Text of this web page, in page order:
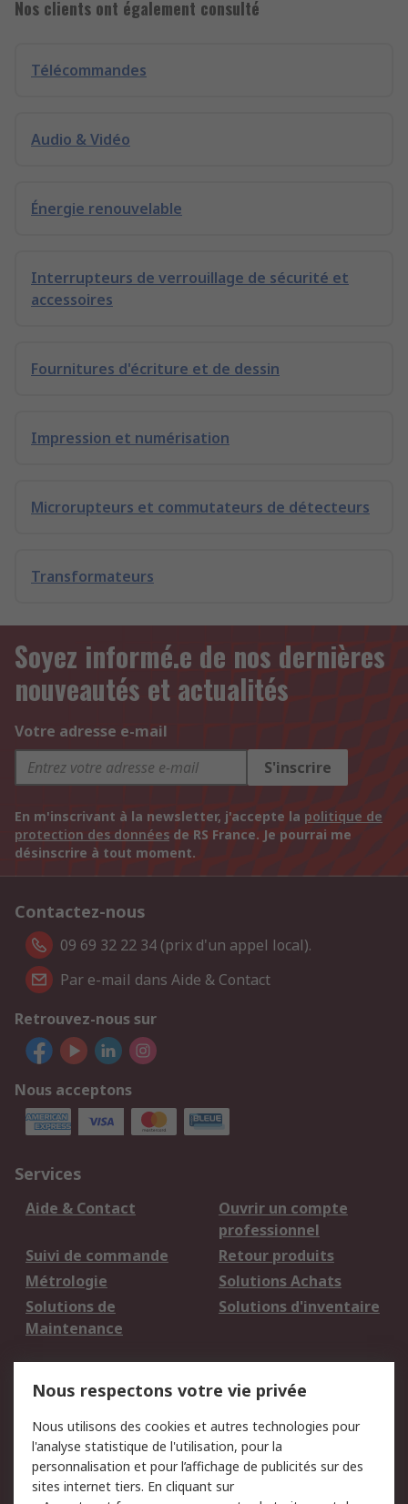
Nos clients ont également consulté
Télécommandes
Audio & Vidéo
Énergie renouvelable
Interrupteurs de verrouillage de sécurité et
accessoires
Fournitures d'écriture et de dessin
Impression et numérisation
Microrupteurs et commutateurs de détecteurs
Transformateurs
Soyez informé.e de nos dernières
nouveautés et actualités
Votre adresse e-mail
S'inscrire
En m'inscrivant à la newsletter, j'accepte la politique de
protection des données de RS France. Je pourrai me
désinscrire à tout moment.
Contactez-nous
09 69 32 22 34 (prix d'un appel local).
Par e-mail dans Aide & Contact
Retrouvez-nous sur
Nous acceptons
Services
Aide & Contact
Ouvrir un compte
professionnel
Suivi de commande
Retour produits
Métrologie
Solutions Achats
Solutions de
Maintenance
Solutions d'inventaire
du site
Politique de protection
des données - Mise à
jour
Sécurité des E-mails
Nous respectons votre vie privée
Nous utilisons des cookies et autres technologies pour
l'analyse statistique de l'utilisation, pour la
personnalisation et pour l’affichage de publicités sur des
sites internet tiers. En cliquant sur